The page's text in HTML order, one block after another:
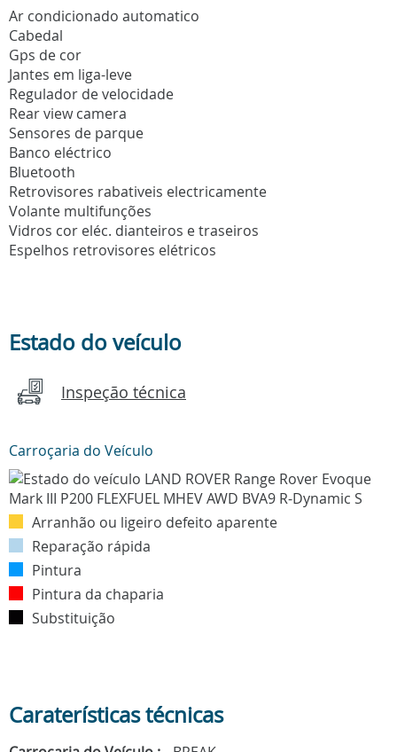
Ar condicionado automatico
Cabedal
Gps de cor
Jantes em liga-leve
Regulador de velocidade
Rear view camera
Sensores de parque
Banco eléctrico
Bluetooth
Retrovisores rabativeis electricamente
Volante multifunções
Vidros cor eléc. dianteiros e traseiros
Espelhos retrovisores elétricos
Estado do veículo
Inspeção técnica
Carroçaria do Veículo
Arranhão ou ligeiro defeito aparente
Reparação rápida
Pintura
Pintura da chaparia
Substituição
Caraterísticas técnicas